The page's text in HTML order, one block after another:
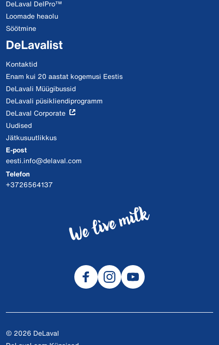
DeLaval DelPro™
Loomade heaolu
Söötmine
DeLavalist
Kontaktid
Enam kui 20 aastat kogemusi Eestis
DeLavali Müügibussid
DeLavali püsikliendiprogramm
DeLaval Corporate
Uudised
Jätkusuutlikkus
E-post
eesti.info@delaval.com
Telefon
+3726564137
© 2026 DeLaval